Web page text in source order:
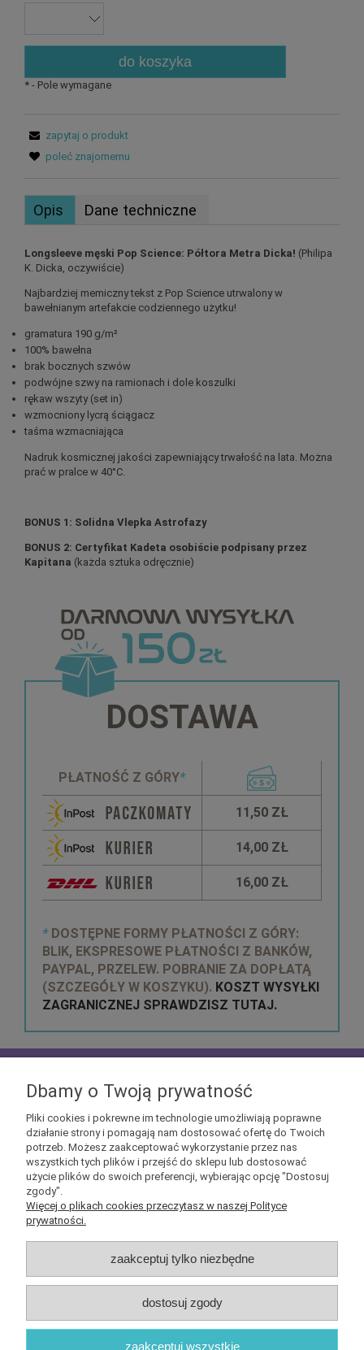
do koszyka
*- Pole wymagane
zapytaj o produkt
poleć znajomemu
Opis Dane techniczne
Longsleeve męski Pop Science: Półtora Metra Dicka! (Philipa
K. Dicka, oczywiście)
Najbardziej memiczny tekst z Pop Science utrwalony w
bawełnianym artefakcie codziennego użytku!
gramatura 190 g/m²
100% bawełna
brak bocznych szwów
podwójne szwy na ramionach i dole koszulki
rękaw wszyty (set in)
wzmocniony lycrą ściągacz
taśma wzmacniająca
Nadruk kosmicznej jakości zapewniający trwałość na lata. Można
prać w pralce w 40°C.
BONUS 1: Solidna Vlepka Astrofazy
BONUS 2: Certyfikat Kadeta osobiście podpisany przez
Kapitana (każda sztuka odręcznie)
DOSTAWA
PŁATNOŚĆ Z GÓRY*
11,50 ZŁ
14,00 ZŁ
16,00 ZŁ
* DOSTĘPNE FORMY PŁATNOŚCI Z GÓRY:
BLIK, EKSPRESOWE PŁATNOŚCI Z BANKÓW,
PAYPAL, PRZELEW. POBRANIE ZA DOPŁATĄ
(SZCZEGÓŁY W KOSZYKU). KOSZT WYSYŁKI
ZAGRANICZNEJ SPRAWDZISZ TUTAJ.
otrzymać kupony rabatowe na geekowe itemy
O nas
Dbamy o Twoją prywatność
Pliki cookies i pokrewne im technologie umożliwiają poprawne
działanie strony i pomagają nam dostosować ofertę do Twoich
potrzeb. Możesz zaakceptować wykorzystanie przez nas
wszystkich tych plików i przejść do sklepu lub dostosować
użycie plików do swoich preferencji, wybierając opcję "Dostosuj
zgody".
Więcej o plikach cookies przeczytasz w naszej Polityce
prywatności.
zaakceptuj tylko niezbędne
dostosuj zgody
zaakceptuj wszystkie